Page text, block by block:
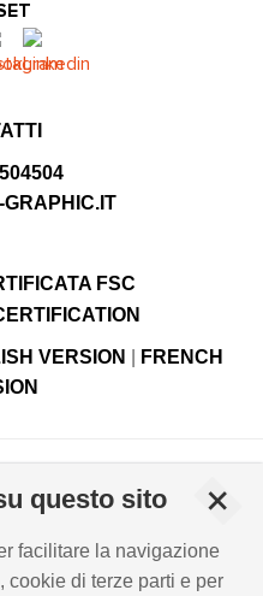
VERSION
FRENCH
di Zevio (VR), Italy -
– P.IVA 03744120233 -
€ 500.000,00
questo sito
facilitare la navigazione
cookie di terze parti e per
+